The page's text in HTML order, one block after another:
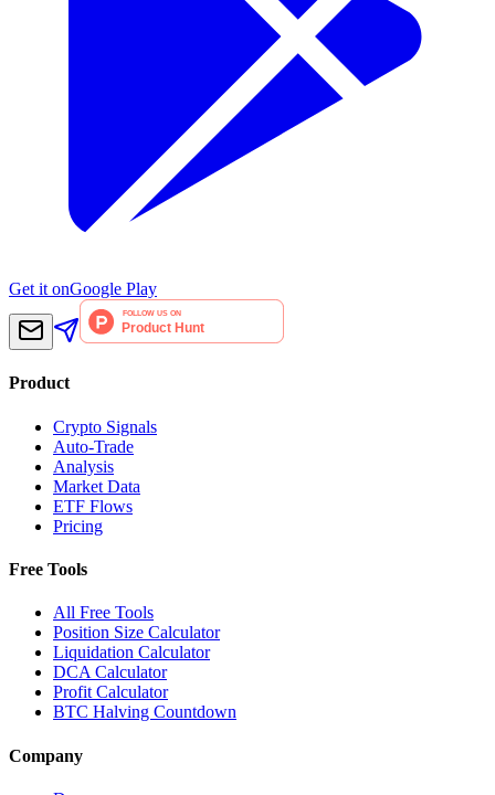
Get it onGoogle Play
Product
Crypto Signals
Auto-Trade
Analysis
Market Data
ETF Flows
Pricing
Free Tools
All Free Tools
Position Size Calculator
Liquidation Calculator
DCA Calculator
Profit Calculator
BTC Halving Countdown
Company